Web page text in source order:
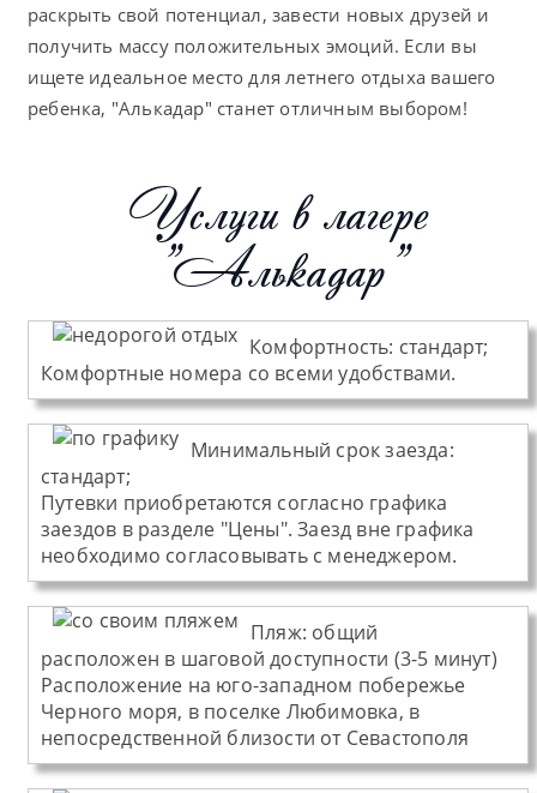
раскрыть свой потенциал, завести новых друзей и
получить массу положительных эмоций. Если вы
ищете идеальное место для летнего отдыха вашего
ребенка, "Алькадар" станет отличным выбором!
Услуги в лагере
"Алькадар"
Комфортность: стандарт;
Комфортные номера со всеми удобствами.
Минимальный срок заезда:
стандарт;
Путевки приобретаются согласно графика
заездов в разделе "Цены". Заезд вне графика
необходимо согласовывать с менеджером.
Пляж: общий
расположен в шаговой доступности (3-5 минут)
Расположение на юго-западном побережье
Черного моря, в поселке Любимовка, в
непосредственной близости от Севастополя